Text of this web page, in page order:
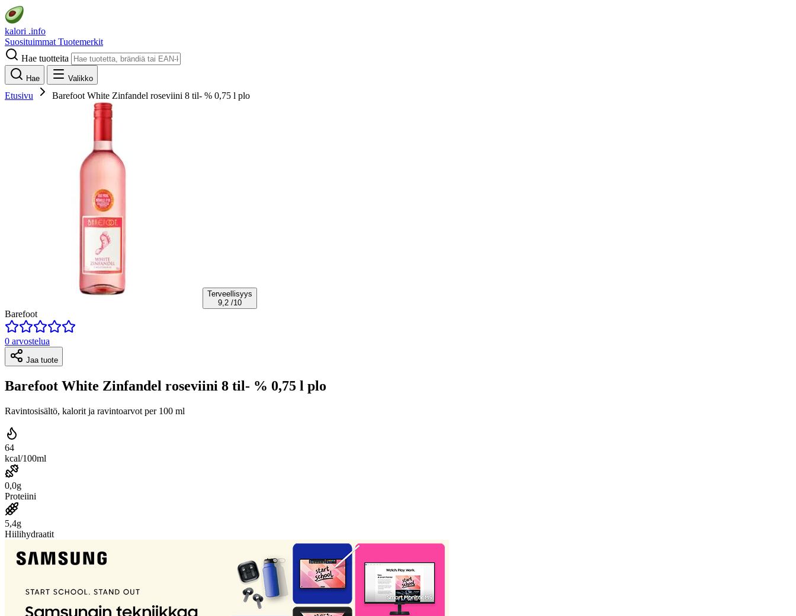
kalori .info
Suosituimmat Tuotemerkit
Hae tuotteita
Hae Valikko
Etusivu Barefoot White Zinfandel roseviini 8 til- % 0,75 l plo
Terveellisyys
9,2 /10
Barefoot
0 arvostelua
Jaa tuote
Barefoot White Zinfandel roseviini 8 til- % 0,75 l plo
Ravintosisältö, kalorit ja ravintoarvot per 100 ml
64
kcal/100ml
0,0g
Proteiini
5,4g
Hiilihydraatit